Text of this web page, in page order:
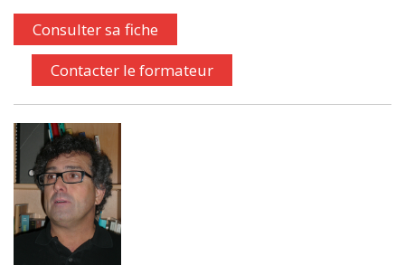
Consulter sa fiche
Contacter le formateur